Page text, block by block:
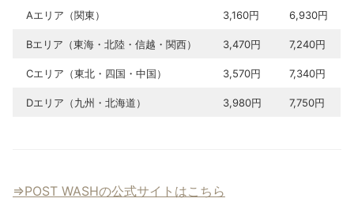
Aエリア（関東） 3,160円 6,930円
Bエリア（東海・北陸・信越・関西） 3,470円 7,240円
Cエリア（東北・四国・中国） 3,570円 7,340円
Dエリア（九州・北海道） 3,980円 7,750円
⇒POST WASHの公式サイトはこちら